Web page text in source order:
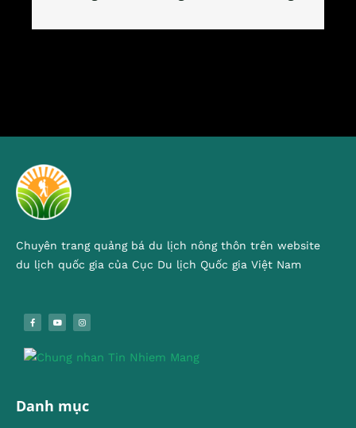
Chuyên trang quảng bá du lịch nông thôn trên website
du lịch quốc gia của Cục Du lịch Quốc gia Việt Nam
Danh mục